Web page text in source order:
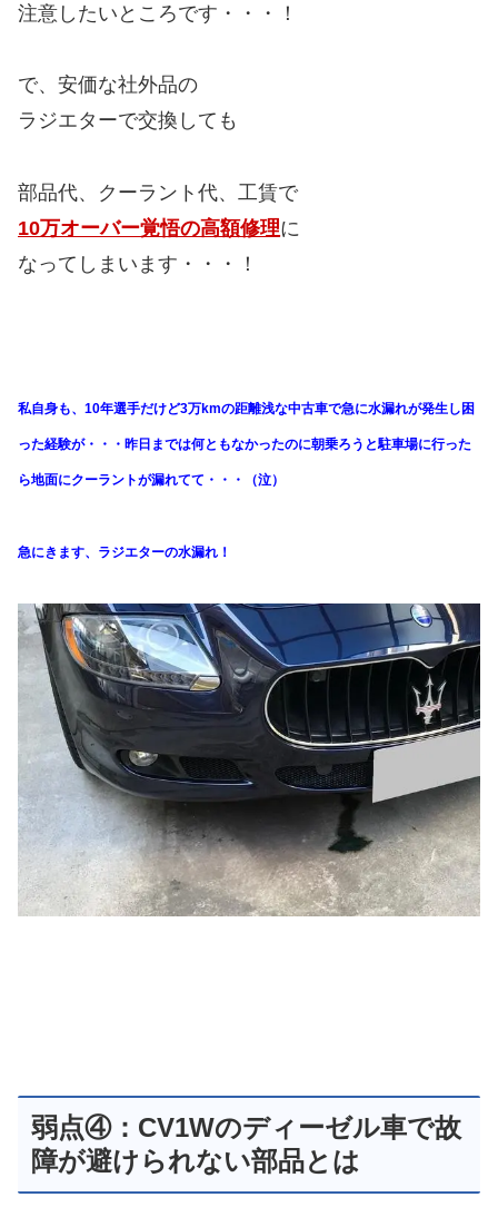
注意したいところです・・・！
で、安価な社外品の
ラジエターで交換しても
部品代、クーラント代、工賃で
10万オーバー覚悟の高額修理に
なってしまいます・・・！
私自身も、10年選手だけど3万kmの距離浅な中古車で急に水漏れが発生し困
った経験が・・・昨日までは何ともなかったのに朝乗ろうと駐車場に行った
ら地面にクーラントが漏れてて・・・（泣）
急にきます、ラジエターの水漏れ！
弱点④：CV1Wのディーゼル車で故
障が避けられない部品とは